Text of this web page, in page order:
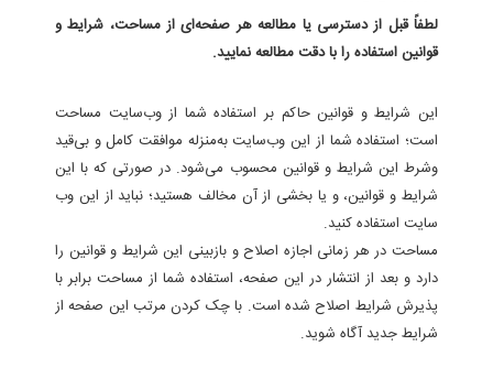
لطفاً قبل از دسترسی یا مطالعه هر صفحه‌ای از مساحت، شرایط و
قوانین استفاده را با دقت مطالعه نمایید.
این شرایط و قوانین حاکم بر استفاده شما از وب‌سایت مساحت
است؛ استفاده شما از این وب‌سایت به‌منزله موافقت کامل و بی‌قید
وشرط این شرایط و قوانین محسوب می‌شود. در صورتی که با این
شرایط و قوانین، و یا بخشی از آن مخالف هستید؛ نباید از این وب
سایت استفاده کنید.
مساحت در هر زمانی اجازه اصلاح و بازبینی این شرایط و قوانین را
دارد و بعد از انتشار در این صفحه، استفاده شما از مساحت برابر با
پذیرش شرایط اصلاح شده است. با چک کردن مرتب این صفحه از
شرایط جدید آگاه شوید.